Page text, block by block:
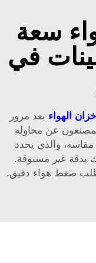
سعة
في
خزان الهواء بعد مرور
عن محاولة
والذي يحدد
بدقة غير مسبوقة.
ضغط هواء دقيق.